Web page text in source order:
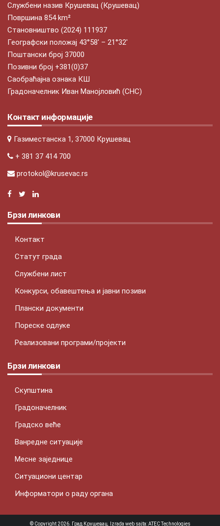
Службени назив Крушевац (Крушевац)
Површина 854 km²
Становништво (2024) 111937
Географски положај 43°58′ – 21°32′
Поштански број 37000
Позивни број +381(0)37
Саобраћајна ознака КШ
Градоначелник Иван Манојловић (СНС)
Контакт информације
Газиместанска 1, 37000 Крушевац
+ 381 37 414 700
protokol@krusevac.rs
Брзи линкови
Контакт
Статут града
Службени лист
Конкурси, обавештења и јавни позиви
Плански документи
Пореске одлуке
Реализовани програми/пројекти
Брзи линкови
Скупштина
Градоначелник
Градско веће
Ванредне ситуације
Месне заједнице
Ситуациони центар
Информатори о раду органа
© Copyright 2026. Град Крушевац. Izrada web sajta:ATEC Technologies